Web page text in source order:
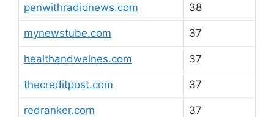
penwithradionews.com 38
mynewstube.com 37
healthandwelnes.com 37
thecreditpost.com 37
redranker.com 37